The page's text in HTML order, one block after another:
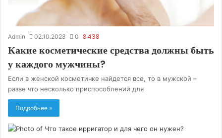
Admin 02.10.2023 0 8 438
Какие косметические средства должны быть
у каждого мужчины?
Если в женской косметичке найдется все, то в мужской –
разве что несколько приспособлений для
Подробнее »